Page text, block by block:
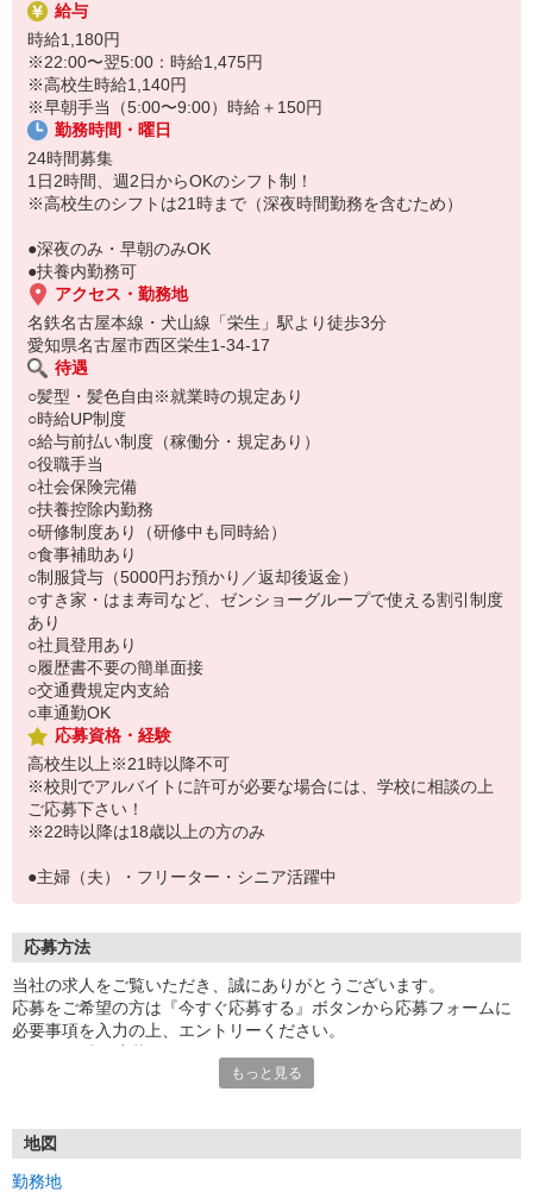
他にも、食材の調整や金銭管理、新しく入社したクルーの研修など
様々なお仕事があります。
セルフオーダー、セルフ会計で、現金の受け渡しはほとんどありま
せん。※一部店舗を除く
取り間違いもなく安心でスムーズ♪
マニュアルも用意していますので飲食店が初めての方でも大丈夫！
もちろん先輩クルーがしっかり教えてくれるので安心してくださ
い。
給与
時給1,180円
※22:00〜翌5:00：時給1,475円
※高校生時給1,140円
※早朝手当（5:00〜9:00）時給＋150円
勤務時間・曜日
24時間募集
1日2時間、週2日からOKのシフト制！
※高校生のシフトは21時まで（深夜時間勤務を含むため）
●深夜のみ・早朝のみOK
●扶養内勤務可
アクセス・勤務地
名鉄名古屋本線・犬山線「栄生」駅より徒歩3分
愛知県名古屋市西区栄生1-34-17
待遇
○髪型・髪色自由※就業時の規定あり
○時給UP制度
○給与前払い制度（稼働分・規定あり）
○役職手当
○社会保険完備
○扶養控除内勤務
○研修制度あり（研修中も同時給）
○食事補助あり
○制服貸与（5000円お預かり／返却後返金）
○すき家・はま寿司など、ゼンショーグループで使える割引制度
あり
○社員登用あり
○履歴書不要の簡単面接
○交通費規定内支給
○車通勤OK
応募資格・経験
高校生以上※21時以降不可
※校則でアルバイトに許可が必要な場合には、学校に相談の上
ご応募下さい！
※22時以降は18歳以上の方のみ
●主婦（夫）・フリーター・シニア活躍中
応募方法
当社の求人をご覧いただき、誠にありがとうございます。
応募をご希望の方は『今すぐ応募する』ボタンから応募フォームに
必要事項を入力の上、エントリーください。
号」など
もっと見る
地図
勤務地